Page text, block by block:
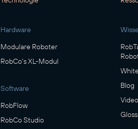
Hardware
Modulare Roboter
RobCo's XL-Modul
Software
RobFlow
RobCo Studio
Blog